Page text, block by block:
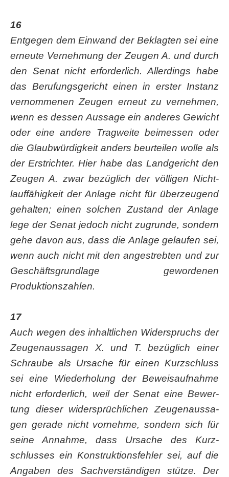
16
Ent­ge­gen dem Ein­wand der Beklag­ten sei eine
erneu­te Ver­neh­mung der Zeu­gen A. und durch
den Senat nicht erfor­der­lich. Aller­dings habe
das Beru­fungs­ge­richt einen in ers­ter Instanz
ver­nom­me­nen Zeu­gen erneut zu ver­neh­men,
wenn es des­sen Aus­sa­ge ein ande­res Gewicht
oder eine ande­re Trag­wei­te bei­mes­sen oder
die Glaub­wür­dig­keit anders beur­tei­len wol­le als
der Erstrich­ter. Hier habe das Land­ge­richt den
Zeu­gen A. zwar bezüg­lich der völ­li­gen Nicht­
lauf­fä­hig­keit der Anla­ge nicht für über­zeu­gend
gehal­ten; einen sol­chen Zustand der Anla­ge
lege der Senat jedoch nicht zugrun­de, son­dern
gehe davon aus, dass die Anla­ge gelau­fen sei,
wenn auch nicht mit den ange­streb­ten und zur
Geschäfts­grund­la­ge gewor­de­nen
Produktionszahlen.
17
Auch wegen des inhalt­li­chen Wider­spruchs der
Zeu­gen­aus­sa­gen X. und T. bezüg­lich einer
Schrau­be als Ursa­che für einen Kurz­schluss
sei eine Wie­der­ho­lung der Beweis­auf­nah­me
nicht erfor­der­lich, weil der Senat eine Bewer­
tung die­ser wider­sprüch­li­chen Zeu­gen­aus­sa­
gen gera­de nicht vor­neh­me, son­dern sich für
sei­ne Annah­me, dass Ursa­che des Kurz­
schlus­ses ein Kon­struk­ti­ons­feh­ler sei, auf die
Anga­ben des Sach­ver­stän­di­gen stüt­ze. Der